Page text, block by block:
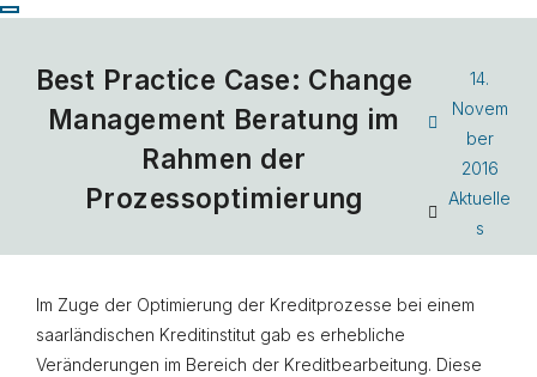
Best Practice Case: Change
Management Beratung im
Rahmen der
Prozessoptimierung
14.
Novem
ber
2016
Aktuelle
s
Im Zuge der Optimierung der Kreditprozesse bei einem
saarländischen Kreditinstitut gab es erhebliche
Veränderungen im Bereich der Kreditbearbeitung. Diese